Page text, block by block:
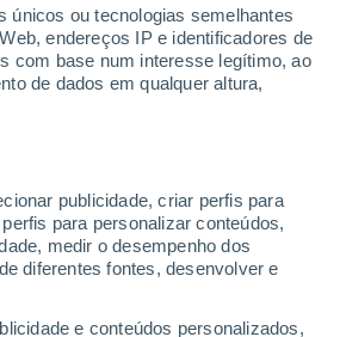
únicos ou tecnologias semelhantes
endereços IP e identificadores de
com base num interesse legítimo, ao
de dados em qualquer altura,
publicidade, criar perfis para
para personalizar conteúdos,
medir o desempenho dos
diferentes fontes, desenvolver e
e conteúdos personalizados,
31°
Surat
25°
32°
Vadodara